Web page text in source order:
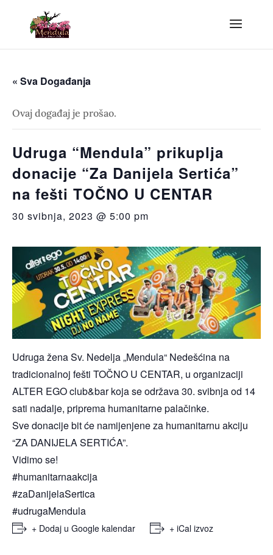
« Sva Događanja
Ovaj događaj je prošao.
Udruga “Mendula” prikuplja
donacije “Za Danijela Sertića”
na fešti TOČNO U CENTAR
30 svibnja, 2023 @ 5:00 pm
Udruga žena Sv. Nedelja „Mendula“ Nedešćina na
tradicionalnoj fešti TOČNO U CENTAR, u organizaciji
ALTER EGO club&bar koja se održava 30. svibnja od 14
sati nadalje, priprema humanitarne palačinke.
Sve donacije bit će namijenjene za humanitarnu akciju
“ZA DANIJELA SERTIĆA”.
Vidimo se!
#humanitarnaakcija
#zaDanijelaSertica
#udrugaMendula
+ Dodaj u Google kalendar + iCal izvoz